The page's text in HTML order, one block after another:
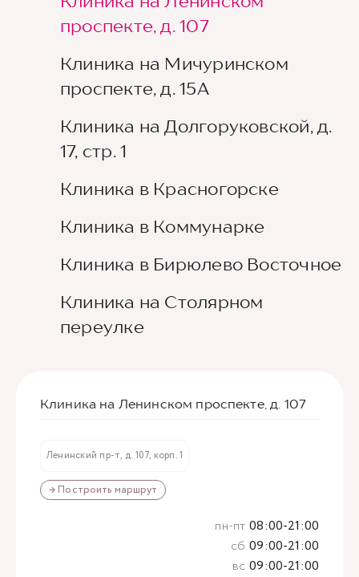
проспекте, д. 107
Клиника на Мичуринском
проспекте, д. 15А
Клиника на Долгоруковской, д.
17, стр. 1
Клиника в Красногорске
Клиника в Коммунарке
Клиника в Бирюлево Восточное
Клиника на Столярном
переулке
Клиника на Ленинском проспекте, д. 107
Ленинский пр-т, д. 107, корп. 1
→ Построить маршрут
пн-пт 08:00-21:00
сб 09:00-21:00
вс 09:00-21:00